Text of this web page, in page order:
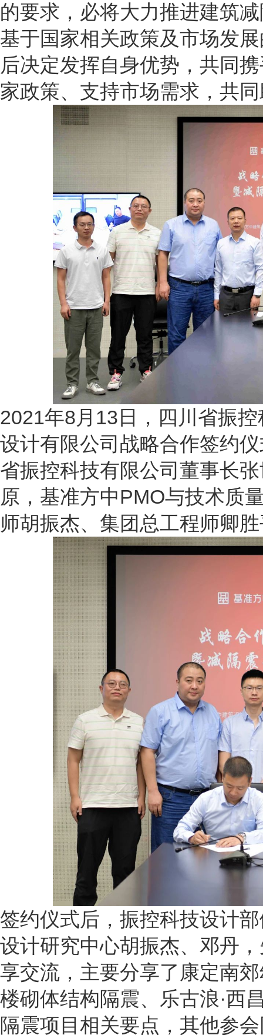
的要求，必将大力推进建筑
基于国家相关政策及市场发
后决定发挥自身优势，共同
家政策、支持市场需求，共
2021年8月13日，四川省振
设计有限公司战略合作签约
省振控科技有限公司董事长
原，基准方中PMO与技术质
师胡振杰、集团总工程师卿
签约仪式后，振控科技设计
设计研究中心胡振杰、邓丹
享交流，主要分享了康定南
楼砌体结构隔震、乐古浪·西
隔震项目相关要点，其他参